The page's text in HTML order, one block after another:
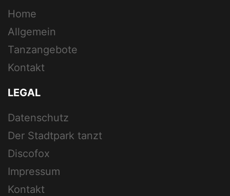
Home
Allgemein
Tanzangebote
Kontakt
LEGAL
Datenschutz
Der Stadtpark tanzt
Discofox
Impressum
Kontakt